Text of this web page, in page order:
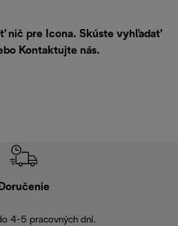
nič pre Icona. Skúste vyhľadať
Kontaktujte nás.
Doručenie
4-5 pracovných dní.